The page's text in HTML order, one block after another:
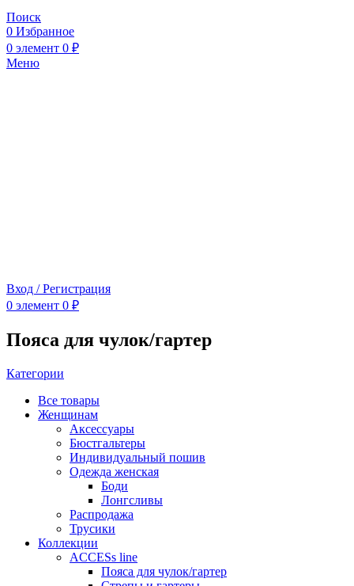
Поиск
0 Избранное
0 элемент 0 ₽
Меню
Вход / Регистрация
0 элемент 0 ₽
Пояса для чулок/гартер
Категории
Все товары
Женщинам
Аксессуары
Бюстгальтеры
Индивидуальный пошив
Одежда женская
Боди
Лонгсливы
Распродажа
Трусики
Коллекции
ACCESs line
Пояса для чулок/гартер